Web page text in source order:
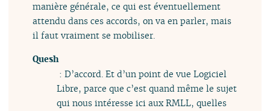
manière générale, ce qui est éventuellement
attendu dans ces accords, on va en parler, mais
il faut vraiment se mobiliser.
Quesh
: D’accord. Et d’un point de vue Logiciel
Libre, parce que c’est quand même le sujet
qui nous intéresse ici aux RMLL, quelles